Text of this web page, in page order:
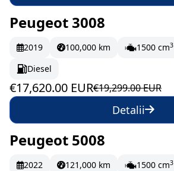
În stoc 293.67 EUR/lună
Peugeot 3008
2019 100,000 km 1500 cm3
Diesel
€17,620.00 EUR€19,299.00 EUR
Detalii
În stoc 312 EUR/lună
Peugeot 5008
2022 121,000 km 1500 cm3